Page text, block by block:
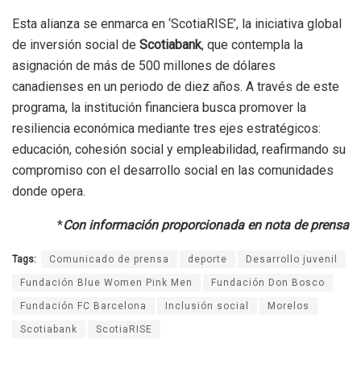
Esta alianza se enmarca en ‘ScotiaRISE’, la iniciativa global
de inversión social de Scotiabank, que contempla la
asignación de más de 500 millones de dólares
canadienses en un periodo de diez años. A través de este
programa, la institución financiera busca promover la
resiliencia económica mediante tres ejes estratégicos:
educación, cohesión social y empleabilidad, reafirmando su
compromiso con el desarrollo social en las comunidades
donde opera.
*Con información proporcionada en nota de prensa
Tags: Comunicado de prensa deporte Desarrollo juvenil
Fundación Blue Women Pink Men Fundación Don Bosco
Fundación FC Barcelona Inclusión social Morelos
Scotiabank ScotiaRISE